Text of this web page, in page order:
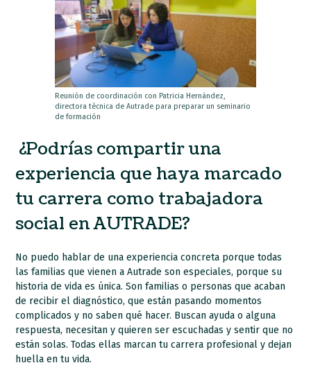
Reunión de coordinación con Patricia Hernández,
directora técnica de Autrade para preparar un seminario
de formación
¿Podrías compartir una
experiencia que haya marcado
tu carrera como trabajadora
social en AUTRADE?
No puedo hablar de una experiencia concreta porque todas
las familias que vienen a Autrade son especiales, porque su
historia de vida es única. Son familias o personas que acaban
de recibir el diagnóstico, que están pasando momentos
complicados y no saben qué hacer. Buscan ayuda o alguna
respuesta, necesitan y quieren ser escuchadas y sentir que no
están solas. Todas ellas marcan tu carrera profesional y dejan
huella en tu vida.